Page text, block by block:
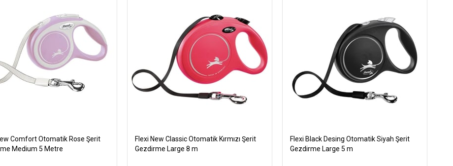
Comfort Otomatik Rose Şerit
Medium 5 Metre
Flexi New Classic Otomatik Kırmızı Şerit
Gezdirme Large 8 m
Flexi Black Desing Otomatik Siyah Şerit
Gezdirme Large 5 m